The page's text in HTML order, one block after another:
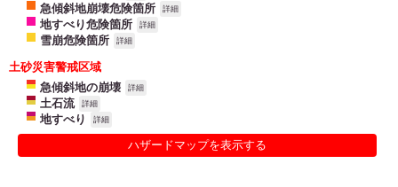
急傾斜地崩壊危険箇所 詳細
地すべり危険箇所 詳細
雪崩危険箇所 詳細
土砂災害警戒区域
急傾斜地の崩壊
詳細
土石流 詳細
地すべり 詳細
ハザードマップを表示する